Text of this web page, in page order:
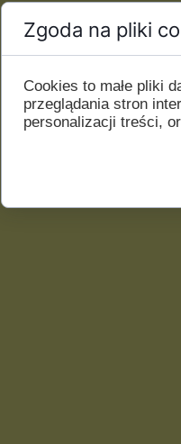
Zgoda na pliki
Cookies to małe pliki
przeglądania stron
personalizacji treści,